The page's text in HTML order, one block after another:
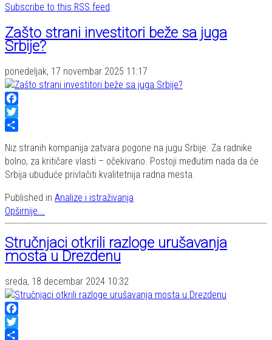
Subscribe to this RSS feed
Zašto strani investitori beže sa juga
Srbije?
ponedeljak, 17 novembar 2025 11:17
Facebook
Twitter
Niz stranih kompanija zatvara pogone na jugu Srbije. Za radnike
bolno, za kritičare vlasti – očekivano. Postoji međutim nada da će
Srbija ubuduće privlačiti kvalitetnija radna mesta.
Published in Analize i istraživanja
Opširnije...
Stručnjaci otkrili razloge urušavanja
mosta u Drezdenu
sreda, 18 decembar 2024 10:32
Facebook
Twitter